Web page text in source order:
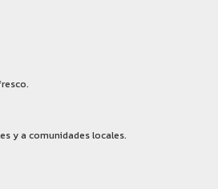
y a comunidades locales.